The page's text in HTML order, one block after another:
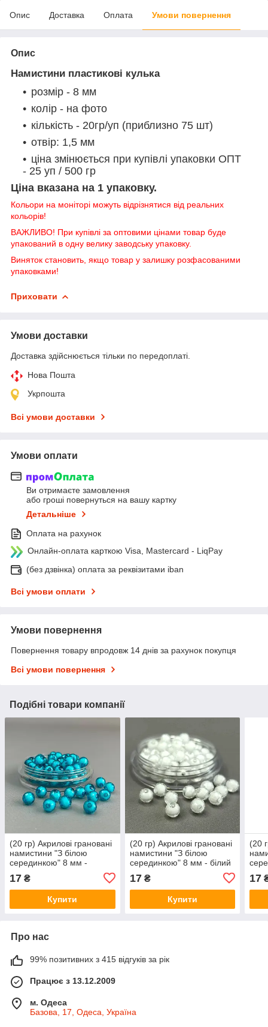
Опис Доставка Оплата Умови повернення
Опис
Намистини пластикові кулька
розмір - 8 мм
колір - на фото
кількість - 20гр/уп (приблизно 75 шт)
отвір: 1,5 мм
ціна змінюється при купівлі упаковки ОПТ
- 25 уп / 500 гр
Ціна вказана на 1 упаковку.
Кольори на моніторі можуть відрізнятися від реальних
кольорів!
ВАЖЛИВО! При купівлі за оптовими цінами товар буде
упакований в одну велику заводську упаковку.
Виняток становить, якщо товар у залишку розфасованими
упаковками!
Приховати
Умови доставки
Доставка здійснюється тільки по передоплаті.
Нова Пошта
Укрпошта
Всі умови доставки
Умови оплати
Ви отримаєте замовлення
або гроші повернуться на вашу картку
Детальніше
Оплата на рахунок
Онлайн-оплата карткою Visa, Mastercard - LiqPay
(без дзвінка) оплата за реквізитами iban
Всі умови оплати
Умови повернення
Повернення товару впродовж 14 днів за рахунок покупця
Всі умови повернення
Подібні товари компанії
(20 гр) Акрилові грановані
намистини "З білою
серединкою" 8 мм -
17 ₴
Купити
(20 гр) Акрилові грановані
намистини "З білою
серединкою" 8 мм - білий
17₴
Купити
(20
17
Про нас
99% позитивних з 415 відгуків за рік
Працює з 13.12.2009
м. Одеса
Базова, 17, Одеса, Україна